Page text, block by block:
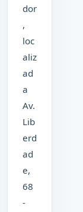
dor
,
loc
aliz
ad
a
Av.
Lib
erd
ad
e,
68
-